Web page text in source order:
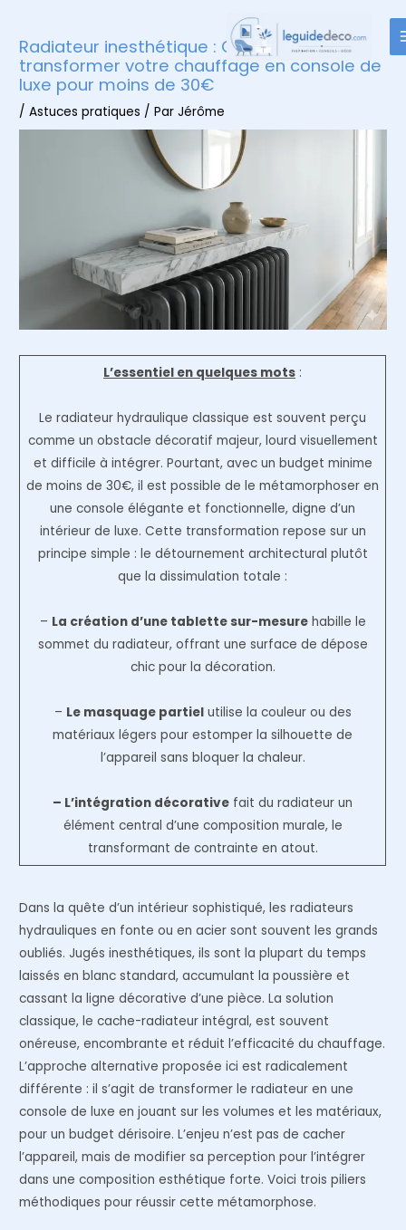
contenu
Radiateur inesthétique : Comment
transformer votre chauffage en console de
luxe pour moins de 30€
/Astuces pratiques / ParJérôme
L’essentiel en quelques mots :
Le radiateur hydraulique classique est souvent perçu
comme un obstacle décoratif majeur, lourd visuellement
et difficile à intégrer. Pourtant, avec un budget minime
de moins de 30€, il est possible de le métamorphoser en
une console élégante et fonctionnelle, digne d’un
intérieur de luxe. Cette transformation repose sur un
principe simple : le détournement architectural plutôt
que la dissimulation totale :
– La création d’une tablette sur-mesurehabille le
sommet du radiateur, offrant une surface de dépose
chic pour la décoration.
– Le masquage partielutilise la couleur ou des
matériaux légers pour estomper la silhouette de
l’appareil sans bloquer la chaleur.
– L’intégration décorative fait du radiateur un
élément central d’une composition murale, le
transformant de contrainte en atout.
Dans la quête d’un intérieur sophistiqué, les radiateurs
hydrauliques en fonte ou en acier sont souvent les grands
oubliés. Jugés inesthétiques, ils sont la plupart du temps
laissés en blanc standard, accumulant la poussière et
cassant la ligne décorative d’une pièce. La solution
classique, le cache-radiateur intégral, est souvent
onéreuse, encombrante et réduit l’efficacité du chauffage.
L’approche alternative proposée ici est radicalement
différente : il s’agit de transformer le radiateur en une
console de luxe en jouant sur les volumes et les matériaux,
pour un budget dérisoire. L’enjeu n’est pas de cacher
l’appareil, mais de modifier sa perception pour l’intégrer
dans une composition esthétique forte. Voici trois piliers
méthodiques pour réussir cette métamorphose.